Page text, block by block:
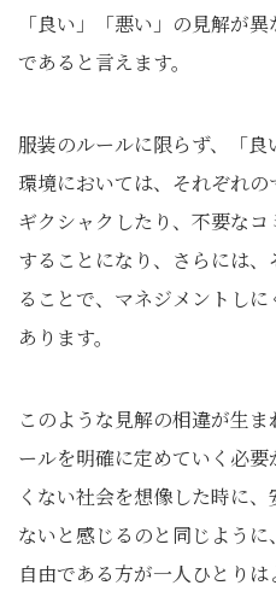
「良い」「悪い」の見解が
であると言えます。
服装のルールに限らず、「
環境においては、それぞれの
ギクシャクしたり、不要な
することになり、さらには
ることで、マネジメントし
あります。
このような見解の相違が生
ールを明確に定めていく必
くない社会を想像した時に
ないと感じるのと同じよう
自由である方が一人ひとり